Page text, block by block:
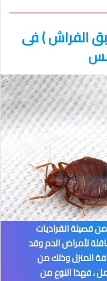
الفراش )فى
فصيلة القراديات
لأمراض الدم وقد
المنزل وذلك من
، فهذا النوع من